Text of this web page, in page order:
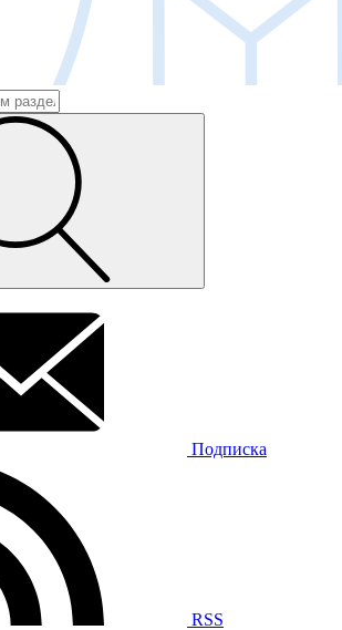
Подписка
RSS